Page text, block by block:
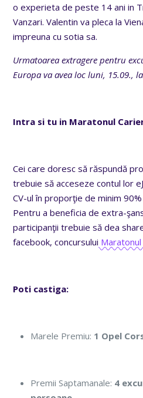
o experieta de peste 14 ani in
Vanzari. Valentin va pleca la
impreuna cu sotia sa.
Urmatoarea extragere pentru
Europa va avea loc luni, 15.09.,
Intra si tu in Maratonul
Cei care doresc să răspundă
trebuie să acceseze contul lor
CV-ul în proporţie de minim
Pentru a beneficia de extra-
participanţii trebuie să dea
facebook, concursului
Poti castiga:
Marele Premiu: 1 Opel
Premii Saptamanale: 4